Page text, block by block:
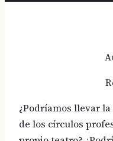
¿Podríamos llevar
de los círculos